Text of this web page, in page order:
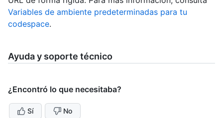
Variables de ambiente predeterminadas para tu
codespace.
Ayuda y soporte técnico
¿Encontró lo que necesitaba?
Sí No